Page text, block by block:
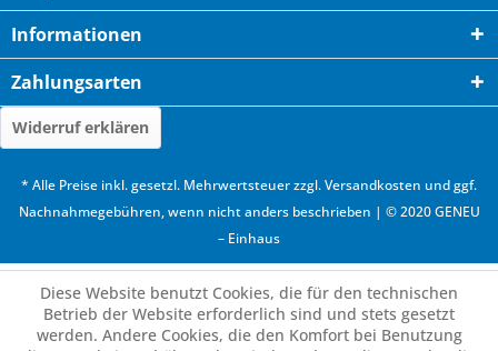
Informationen
Zahlungsarten
Widerruf erklären
* Alle Preise inkl. gesetzl. Mehrwertsteuer zzgl.Versandkosten und ggf.
Nachnahmegebühren, wenn nicht anders beschrieben | © 2020 GENEU
– Einhaus
Diese Website benutzt Cookies, die für den technischen
Betrieb der Website erforderlich sind und stets gesetzt
werden. Andere Cookies, die den Komfort bei Benutzung